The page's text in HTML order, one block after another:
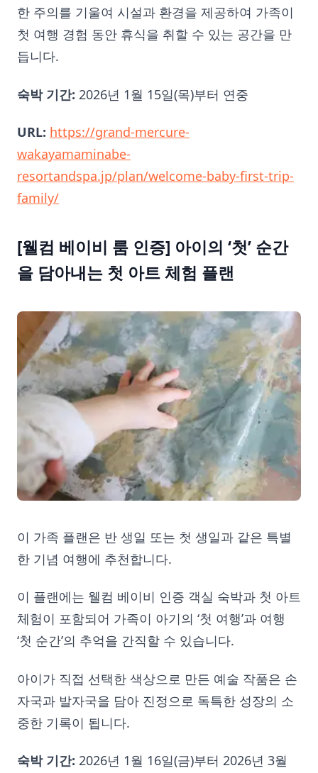
한 주의를 기울여 시설과 환경을 제공하여 가족이
첫 여행 경험 동안 휴식을 취할 수 있는 공간을 만
듭니다.
숙박 기간: 2026년 1월 15일(목)부터 연중
URL: https://grand-mercure-
wakayamaminabe-
resortandspa.jp/plan/welcome-baby-first-trip-
family/
[웰컴 베이비 룸 인증] 아이의 ‘첫’ 순간
을 담아내는 첫 아트 체험 플랜
이 가족 플랜은 반 생일 또는 첫 생일과 같은 특별
한 기념 여행에 추천합니다.
이 플랜에는 웰컴 베이비 인증 객실 숙박과 첫 아트
체험이 포함되어 가족이 아기의 ‘첫 여행’과 여행
‘첫 순간’의 추억을 간직할 수 있습니다.
아이가 직접 선택한 색상으로 만든 예술 작품은 손
자국과 발자국을 담아 진정으로 독특한 성장의 소
중한 기록이 됩니다.
숙박 기간: 2026년 1월 16일(금)부터 2026년 3월